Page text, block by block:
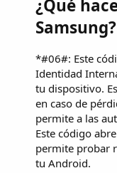
¿Qué
Samsung?
*#06#: Este
Identidad
tu dispositivo.
en caso de
permite a las
Este código
permite probar
tu Android.